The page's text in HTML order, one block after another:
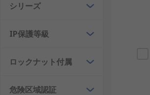
ケーブルグランドを使用すること
防水・防塵性の確保：防水ケ
ケーブルの固定と保護：金
設計の柔軟性：プラスチッ
安全性の向上：耐爆ケーブル
シリーズ
IP保護等級
ロックナット付属
危険区域認証